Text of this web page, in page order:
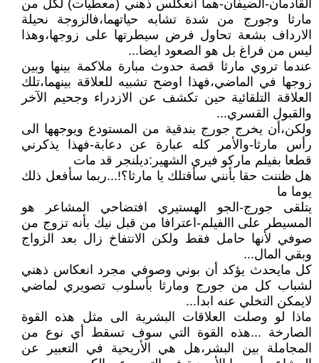
القادمان-الضيفان-هما انعكلس ذهني (معطيات) لكل من
مارثا وجورج من شدة تشابه حياتهما،فالزوجة نحيلة
الارداف بشعة تحاول فرض سيطرتها على زوجها،وهذا
ليس من فراغ بل هو الصعود ايضا...
عندما تروي مارثا قصة حدوث مبارة ملاكمة بينها وبين
زوجها في الماضي،فهذا اوضح تشبيه للعلاقة بينهما،تلك
العلاقة التلقائية حين تكشف عن الازدراء وجحيم الآخر
والقبول القسري...
ولكن،أن يخرج جورج بندقية من المستودع ويوجهها الى
رأس مارثا-والأمر كله عبارة عن دعابة-فهذا يذكرني
قطعا بفيلم ماركو فيري الشهير:ديلنجر قد مات
هل ظننت حقا بأنني سأقتلك يا مارثا؟!...ربما سأفعل ذلك
يوما ما
يتلقى جورج-الجو الهستيري افتضاحي المشاعر هو
المسيطر على االفيلم-اعترافا من قبل نيك بأنه تزوج من
صوفي لأنها حامل فقط ولكن الانتفاخ زال بعد الزواج
وبقي المال...
كل مايحدث يؤكد أن بوني وصوفي مجرد انعكاس ذهني
لشباب كل من جورج ومارثا بأسلوب تصويري لماضي
لايمكن التخلي عنه ابدا...
ماذا لو وصلت العلاقات البشرية الى مثل هذه القوة
الصارخة ...هذه القوة التي سوف تسقط أي نوع من
المجاملة بين البشر،هل هي الأريحية في التعبير عن